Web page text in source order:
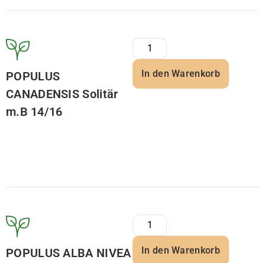
POPULUS
CANADENSIS Solitär
m.B 14/16
In den Warenkorb
POPULUS ALBA NIVEA
In den Warenkorb